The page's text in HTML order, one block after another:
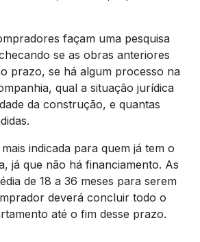
façam uma pesquisa
se as obras anteriores
prazo, se há algum processo na
qual a situação jurídica
da construção, e quantas
indicada para quem já tem o
já que não há financiamento. As
de 18 a 36 meses para serem
deverá concluir todo o
até o fim desse prazo.